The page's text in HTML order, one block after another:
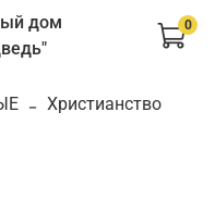
дом
0
Христианство